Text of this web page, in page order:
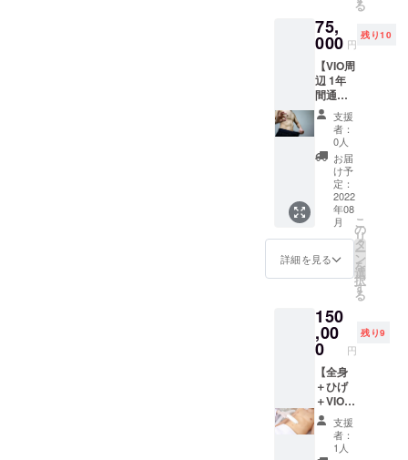
上記記
載箇所
をすべ
て施術
いたし
ます。
※毛周期
を考慮
して、
年間最
大18回
ご利用
いただ
けま
す。 ※
支援者
の方は
業を助
けてい
ただく
パート
ナー様
です。
キャ
ンプ
ファイ
ヤーだ
る
75,
000 円
残り10
【VIO周
辺 1年
間通い
放題
コー
ス】 陰
部分 V
ライ
ン、Oラ
イン、I
ライ
ン、睾
丸部分
（必要
に応じ
て陰茎
上記記
載箇所
をすべ
て施術
いたし
ます。
※毛周期
を考慮
して、
年間最
支援
者：
0人
お届
け予
定：
2022
年08
月
詳細を見る
こ
の
リ
タ
ー
ン
を
選
択
す
る
150
,00
0 円
残り9
【全身
＋ひげ
＋VIO1
年間通
い放題
コー
支援
者：
1人